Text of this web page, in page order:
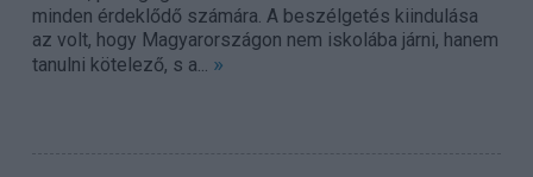
minden érdeklődő számára. A beszélgetés kiindulása
az volt, hogy Magyarországon nem iskolába járni, hanem
tanulni kötelező, s a... »